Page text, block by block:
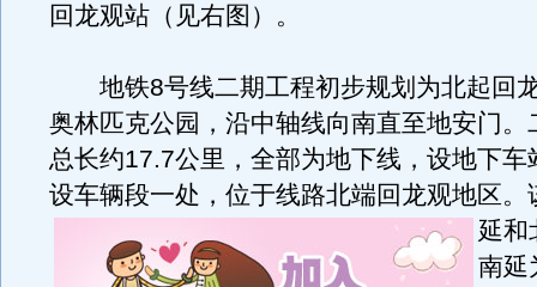
回龙观站（见右图）。
地铁8号线二期工程初步规划为北起回
奥林匹克公园，沿中轴线向南直至地安门。
总长约17.7公里，全部为地下线，设地下车
设车辆段一处，位于线路北端回龙观地区。
延和
南延